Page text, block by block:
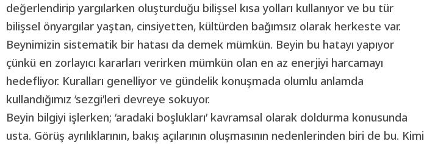
değerlendirip yargılarken oluşturduğu bilişsel kısa yolları kullanıyor ve bu tür
bilişsel önyargılar yaştan, cinsiyetten, kültürden bağımsız olarak herkeste var.
Beynimizin sistematik bir hatası da demek mümkün. Beyin bu hatayı yapıyor
çünkü en zorlayıcı kararları verirken mümkün olan en az enerjiyi harcamayı
hedefliyor. Kuralları genelliyor ve gündelik konuşmada olumlu anlamda
kullandığımız ‘sezgi’leri devreye sokuyor.
Beyin bilgiyi işlerken; ‘aradaki boşlukları’ kavramsal olarak doldurma konusunda
usta. Görüş ayrılıklarının, bakış açılarının oluşmasının nedenlerinden biri de bu. Kimi